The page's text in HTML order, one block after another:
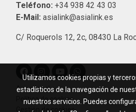
Teléfono: +34 938 42 43 03
E-Mail: asialink@asialink.es
C/ Roquerols 12, 2c, 08430 La
Aviso legal
Política de cookies
Gestión de cookies
Utilizamos cookies propias y
estadísticos de la navegación de
nuestros servicios. Puedes